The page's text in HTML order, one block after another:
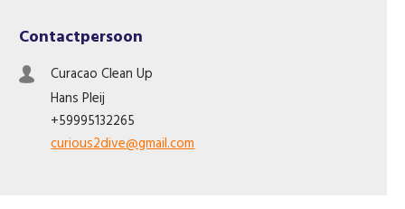
Contactpersoon
Curacao Clean Up
HansPleij
+59995132265
curious2dive@gmail.com